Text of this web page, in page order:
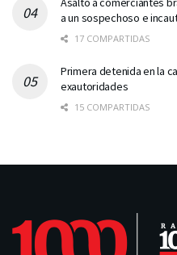
a un sospechoso e
17 COMPARTIDAS
Primera detenida en la
exautoridades
15 COMPARTIDAS